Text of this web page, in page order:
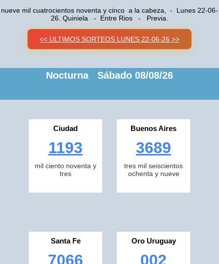
nueve mil cuatrocientos noventa y cinco a la cabeza, - Lunes 22-06-
26. Quiniela - Entre Rios - Previa.
<< ULTIMOS SORTEOS LUNES 22-06-26 >>
Nocturna Sábado 08/08/26
Ciudad
1193
mil ciento noventa y
tres
Buenos Aires
3689
tres mil seiscientos
ochenta y nueve
Santa Fe
7066
Oro Uruguay
002